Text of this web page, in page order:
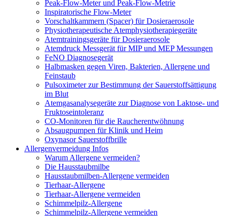
Peak-Flow-Meter und Peak-Flow-Metrie
Inspiratorische Flow-Meter
Vorschaltkammern (Spacer) für Dosieraerosole
Physiotherapeutische Atemphysiotherapiegeräte
Atemtrainingsgeräte für Dosieraerosole
Atemdruck Messgerät für MIP und MEP Messungen
FeNO Diagnosegerät
Halbmasken gegen Viren, Bakterien, Allergene und
Feinstaub
Pulsoximeter zur Bestimmung der Sauerstoffsättigung
im Blut
Atemgasanalysegeräte zur Diagnose von Laktose- und
Fruktoseintoleranz
CO-Monitoren für die Raucherentwöhnung
Absaugpumpen für Klinik und Heim
Oxynasor Sauerstoffbrille
Allergenvermeidung Infos
Warum Allergene vermeiden?
Die Hausstaubmilbe
Hausstaubmilben-Allergene vermeiden
Tierhaar-Allergene
Tierhaar-Allergene vermeiden
Schimmelpilz-Allergene
Schimmelpilz-Allergene vermeiden